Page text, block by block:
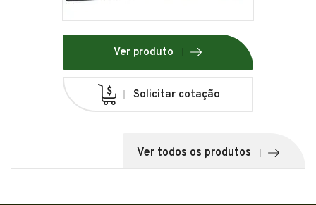
Ver produto
Solicitar cotação
Ver todos os produtos